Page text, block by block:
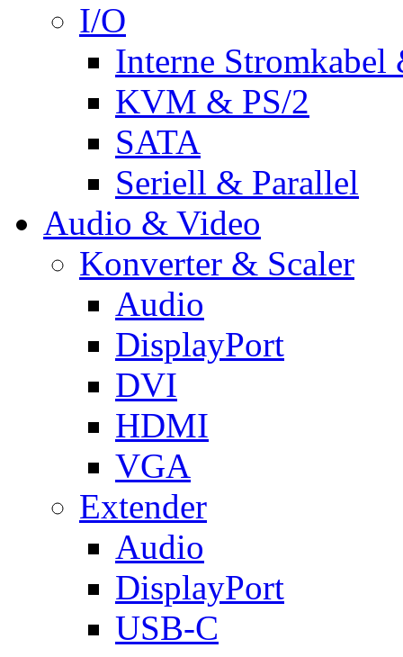
I/O
Interne Stromkabel
KVM & PS/2
SATA
Seriell & Parallel
Audio & Video
Konverter & Scaler
Audio
DisplayPort
DVI
HDMI
VGA
Extender
Audio
DisplayPort
USB-C